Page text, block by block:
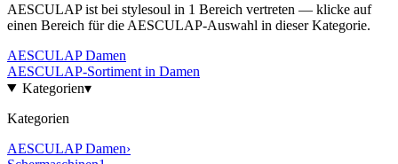
AESCULAPist bei stylesoul in 1 Bereich vertreten — klicke auf
einen Bereich für die AESCULAP-Auswahl in dieser Kategorie.
AESCULAP Damen
AESCULAP-Sortiment in Damen
Kategorien▾
Kategorien
AESCULAP Damen›